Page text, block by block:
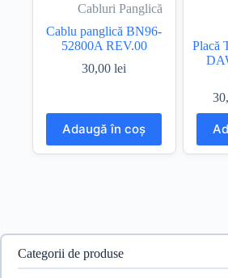
Cabluri Panglică
Cablu panglică BN96-
52800A REV.00
30,00lei
Adaugă în coș
Placă
Categorii de produse